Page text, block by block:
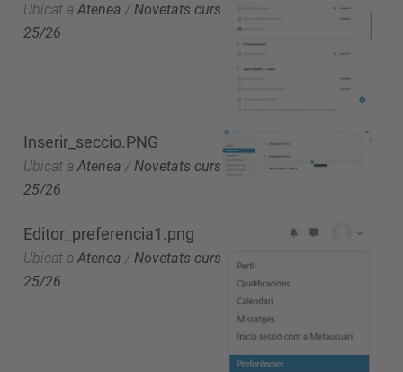
Ubicat a Atenea /Novetats curs
25/26
Inserir_seccio.PNG
Ubicat a Atenea /Novetats curs
25/26
Editor_preferencia1.png
Ubicat a Atenea / Novetats curs
25/26